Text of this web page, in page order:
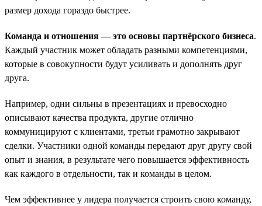
размер дохода гораздо быстрее.
Команда и отношения — это основы партнёрского бизнеса.
Каждый участник может обладать разными компетенциями,
которые в совокупности будут усиливать и дополнять друг
друга.
Например, одни сильны в презентациях и превосходно
описывают качества продукта, другие отлично
коммуницируют с клиентами, третьи грамотно закрывают
сделки. Участники одной команды передают друг другу свой
опыт и знания, в результате чего повышается эффективность
как каждого в отдельности, так и команды в целом.
Чем эффективнее у лидера получается строить свою команду,